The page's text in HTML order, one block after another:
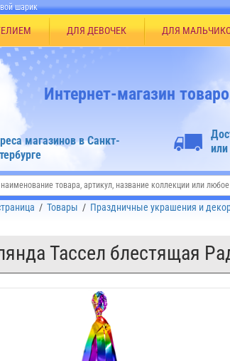
шарик
ДЛЯ ДЕВОЧЕК ДЛЯ
Интернет-магазин
магазинов в Санкт-
/ Товары / Праздничные украшения и
Тассел блестящая